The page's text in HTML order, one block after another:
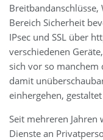
Breitbandanschlüsse,
Bereich Sicherheit
IPsec und SSL über
verschiedenen
sich vor so manchem
damit
einhergehen,
Seit mehreren Jahren
Dienste an